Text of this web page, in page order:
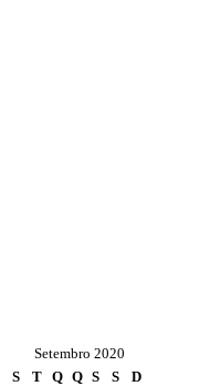
Setembro 2020
S
T Q Q S S
D